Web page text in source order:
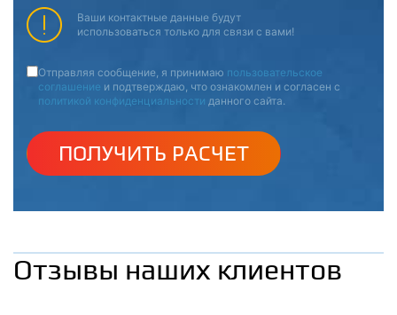
Ваши контактные данные будут
использоваться только для связи с вами!
Отправляя сообщение, я принимаю пользовательское
соглашение и подтверждаю, что ознакомлен и согласен с
политикой конфиденциальности данного сайта.
ПОЛУЧИТЬ РАСЧЕТ
Отзывы наших клиентов